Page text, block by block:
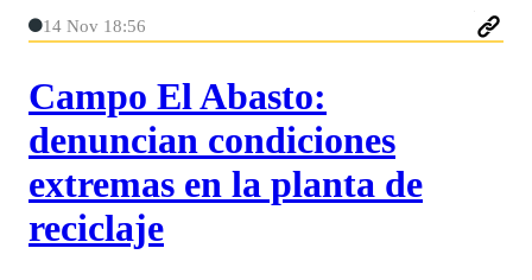
14 Nov 18:56
Campo El Abasto:
denuncian condiciones
extremas en la planta de
reciclaje